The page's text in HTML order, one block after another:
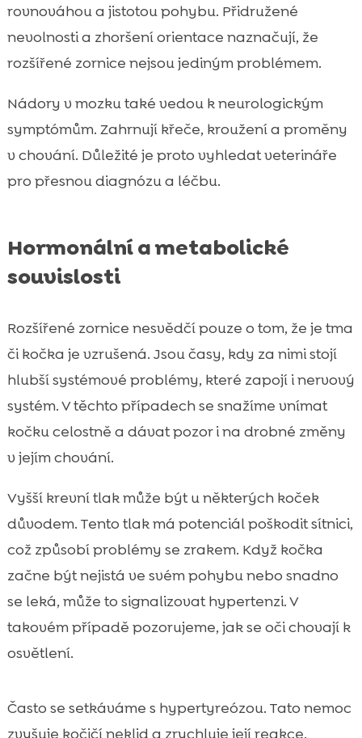
rovnováhou a jistotou pohybu. Přidružené
nevolnosti a zhoršení orientace naznačují, že
rozšířené zornice nejsou jediným problémem.
Nádory v mozku také vedou k neurologickým
symptómům. Zahrnují křeče, kroužení a proměny
v chování. Důležité je proto vyhledat veterináře
pro přesnou diagnózu a léčbu.
Hormonální a metabolické
souvislosti
Rozšířené zornice nesvědčí pouze o tom, že je tma
či kočka je vzrušená. Jsou časy, kdy za nimi stojí
hlubší systémové problémy, které zapojí i nervový
systém. V těchto případech se snažíme vnímat
kočku celostně a dávat pozor i na drobné změny
v jejím chování.
Vyšší krevní tlak může být u některých koček
důvodem. Tento tlak má potenciál poškodit sítnici,
což způsobí problémy se zrakem. Když kočka
začne být nejistá ve svém pohybu nebo snadno
se leká, může to signalizovat hypertenzi. V
takovém případě pozorujeme, jak se oči chovají k
osvětlení.
Často se setkáváme s hypertyreózou. Tato nemoc